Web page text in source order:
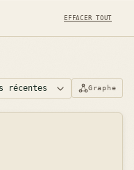
EFFACER TOUT
Graphe